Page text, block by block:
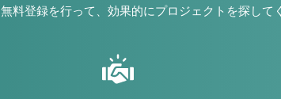
無料登録を行って、効果的にプロジェクトを探して